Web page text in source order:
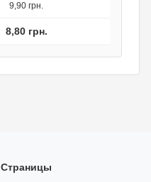
9,90 грн.
8,80 грн.
Страницы